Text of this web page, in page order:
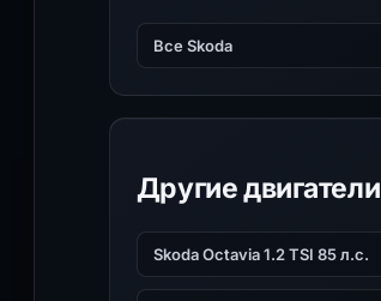
Все Skoda
Другие двигатели
Skoda Octavia 1.2 TSI 85 л.с.